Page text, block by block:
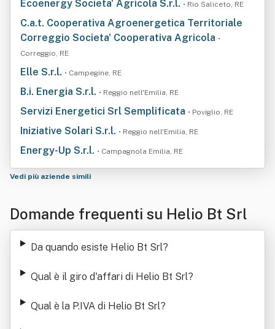
Ecoenergy Societa' Agricola S.r.l. • Rio Saliceto, RE
C.a.t. Cooperativa Agroenergetica Territoriale
Correggio Societa' Cooperativa Agricola •
Correggio, RE
Elle S.r.l. • Campegine, RE
B.i. Energia S.r.l. • Reggio nell'Emilia, RE
Servizi Energetici Srl Semplificata • Poviglio, RE
Iniziative Solari S.r.l. • Reggio nell'Emilia, RE
Energy-Up S.r.l. • Campagnola Emilia, RE
Vedi più aziende simili
Domande frequenti su Helio Bt Srl
Da quando esiste Helio Bt Srl?
Qual è il giro d'affari di Helio Bt Srl?
Qual è la P.IVA di Helio Bt Srl?